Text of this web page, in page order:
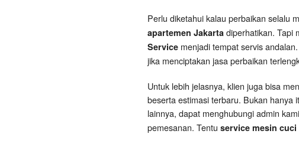
Perlu diketahui kalau perbaikan selalu
apartemen Jakarta diperhatikan. Tapi
Service menjadi tempat servis
jika menciptakan jasa perbaikan
Untuk lebih jelasnya, klien juga bisa
beserta estimasi terbaru. Bukan hanya
lainnya, dapat menghubungi admin
pemesanan. Tentu service mesin